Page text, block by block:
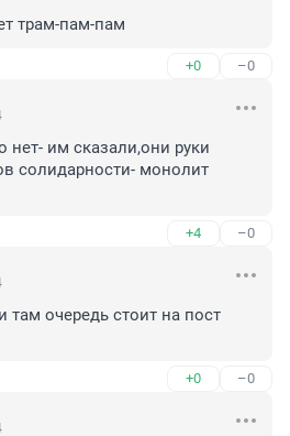
трам-пам-пам
+0 –0
нет- им сказали,они руки
солидарности- монолит
+4 –0
очередь стоит на пост
+0 –0